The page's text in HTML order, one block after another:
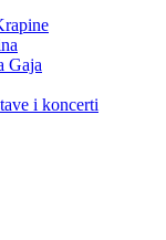
Gaja
i koncerti